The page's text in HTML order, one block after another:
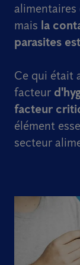
alimentaires
mais la
parasites
Ce qui était
facteur
facteur
élément
secteur